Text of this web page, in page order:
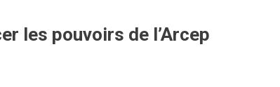
les pouvoirs de l’Arcep